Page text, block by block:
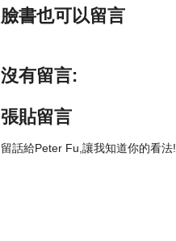
臉書也可以留言
沒有留言:
張貼留言
留話給Peter Fu,讓我知道你的看法!